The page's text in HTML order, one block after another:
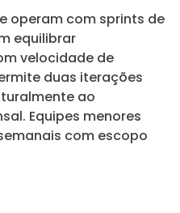
operam com sprints de
equilibrar
velocidade de
duas iterações
ao
Equipes menores
com escopo